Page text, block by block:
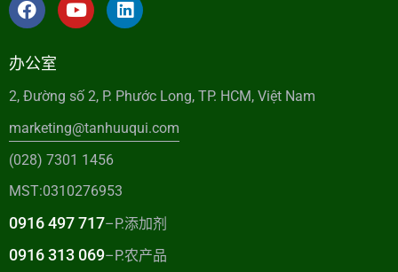
办公室
2, Đường số 2, P. Phước Long, TP. HCM, Việt Nam
marketing@tanhuuqui.com
(028) 7301 1456
MST:0310276953
0916 497 717–P.添加剂
0916 313 069–P.农产品